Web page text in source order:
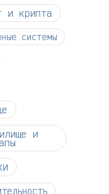
и крипта
системы
и